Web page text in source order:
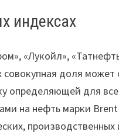
индексах
«Лукойл»,
доля может
определяющей для
на нефть марки
производственных